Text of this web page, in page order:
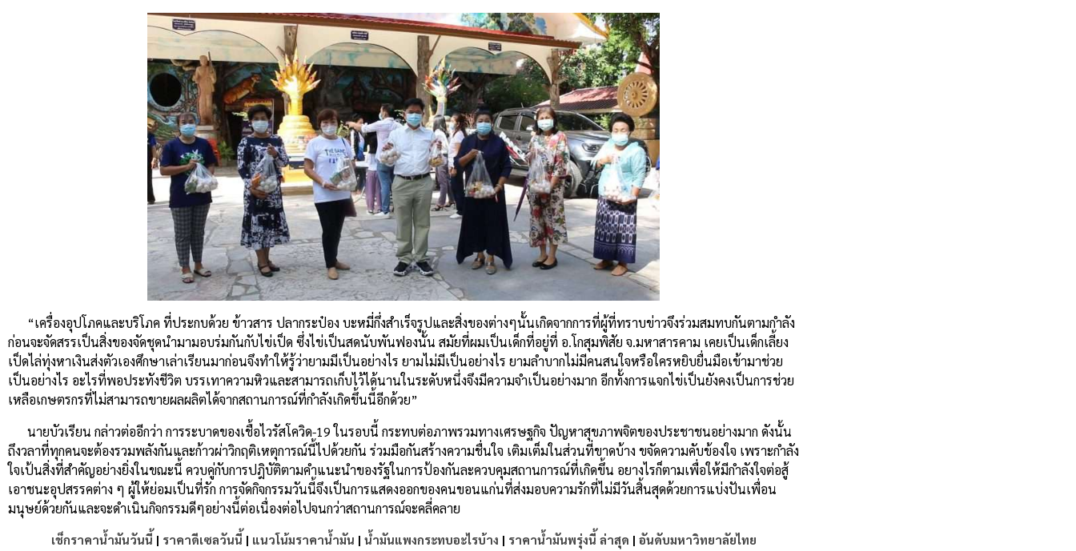
“เครื่องอุปโภคและบริโภค ที่ประกบด้วย ข้าวสาร ปลากระป๋อง บะหมี่กึ่งสำเร็จรูปและสิ่งของต่างๆนั้นเกิดจากการที่ผู้ที่ทราบข่าวจึงร่วมสมทบกันตามกำลัง
ก่อนจะจัดสรรเป็นสิ่งของจัดชุดนำมามอบร่มกันกับไข่เป็ด ซึ่งไข่เป็นสดนับพันฟองนั้น สมัยที่ผมเป็นเด็กที่อยู่ที่ อ.โกสุมพิสัย จ.มหาสารคาม เคยเป็นเด็กเลี้ยง
เป็ดไล่ทุ่งหาเงินส่งตัวเองศึกษาเล่าเรียนมาก่อนจึงทำให้รู้ว่ายามมีเป็นอย่างไร ยามไม่มีเป็นอย่างไร ยามลำบากไม่มีคนสนใจหรือใครหยิบยื่นมือเข้ามาช่วย
เป็นอย่างไร อะไรที่พอประทังชีวิต บรรเทาความหิวและสามารถเก็บไว้ได้นานในระดับหนึ่งจึงมีความจำเป็นอย่างมาก อีกทั้งการแจกไข่เป็นยังคงเป็นการช่วย
เหลือเกษตรกรที่ไม่สามารถขายผลผลิตได้จากสถานการณ์ที่กำลังเกิดขึ้นนี้อีกด้วย”
นายบัวเรียน กล่าวต่ออีกว่า การระบาดของเชื้อไวรัสโควิด-19 ในรอบนี้ กระทบต่อภาพรวมทางเศรษฐกิจ ปัญหาสุขภาพจิตของประชาชนอย่างมาก ดังนั้น
ถึงวลาที่ทุกคนจะต้องรวมพลังกันและก้าวผ่าวิกฤติเหตุการณ์นี้ไปด้วยกัน ร่วมมือกันสร้างความชื่นใจ เติมเต็มในส่วนที่ขาดบ้าง ขจัดความคับข้องใจ เพราะกำลัง
ใจเป้นสิ่งที่สำคัญอย่างยิ่งในขณะนี้ ควบคู่กับการปฎิบัติตามคำแนะนำของรัฐในการป้องกันละควบคุมสถานการณ์ที่เกิดขึ้น อยางไรก็ตามเพื่อให้มีกำลังใจต่อสู้
เอาชนะอุปสรรคต่าง ๆ ผู้ให้ย่อมเป็นที่รัก การจัดกิจกรรมวันนี้จึงเป็นการแสดงออกของคนขอนแก่นที่ส่งมอบความรักที่ไม่มีวันสิ้นสุดด้วยการแบ่งปันเพื่อน
มนุษย์ด้วยกันและจะดำเนินกิจกรรมดีๆอย่างนี้ต่อเนื่องต่อไปจนกว่าสถานการณ์จะคลี่คลาย
เช็กราคาน้ำมันวันนี้ | ราคาดีเซลวันนี้ | แนวโน้มราคาน้ำมัน | น้ำมันแพงกระทบอะไรบ้าง | ราคาน้ำมันพรุ่งนี้ ล่าสุด | อันดับมหาวิทยาลัยไทย